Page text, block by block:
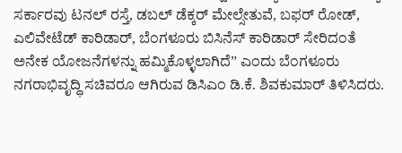
ಸರ್ಕಾರವು ಟನಲ್ ರಸ್ತೆ, ಡಬಲ್ ಡೆಕ್ಕರ್ ಮೇಲ್ಸೇತುವೆ, ಬಫರ್ ರೋಡ್,
ಎಲಿವೇಟೆಡ್ ಕಾರಿಡಾರ್, ಬೆಂಗಳೂರು ಬಿಸಿನೆಸ್ ಕಾರಿಡಾರ್ ಸೇರಿದಂತೆ
ಅನೇಕ ಯೋಜನೆಗಳನ್ನು ಹಮ್ಮಿಕೊಳ್ಳಲಾಗಿದೆ” ಎಂದು ಬೆಂಗಳೂರು
ನಗರಾಭಿವೃದ್ಧಿ ಸಚಿವರೂ ಆಗಿರುವ ಡಿಸಿಎಂ ಡಿ.ಕೆ. ಶಿವಕುಮಾರ್ ತಿಳಿಸಿದರು.